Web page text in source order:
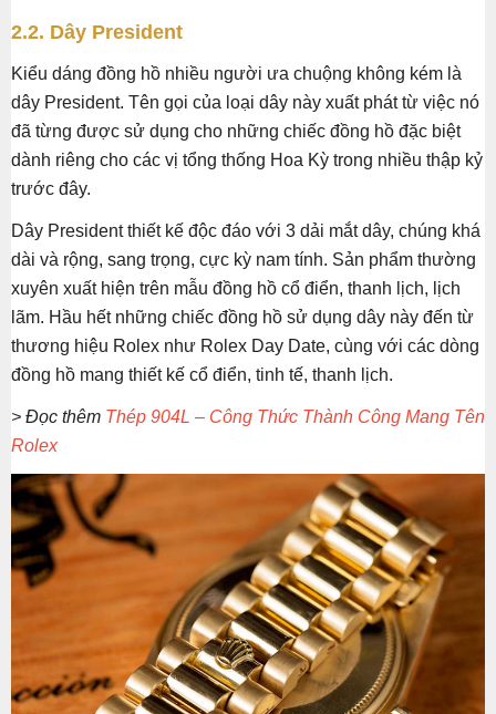
2.2. Dây President
Kiểu dáng đồng hồ nhiều người ưa chuộng không kém là
dây President. Tên gọi của loại dây này xuất phát từ việc nó
đã từng được sử dụng cho những chiếc đồng hồ đặc biệt
dành riêng cho các vị tổng thống Hoa Kỳ trong nhiều thập kỷ
trước đây.
Dây President thiết kế độc đáo với 3 dải mắt dây, chúng khá
dài và rộng, sang trọng, cực kỳ nam tính. Sản phẩm thường
xuyên xuất hiện trên mẫu đồng hồ cổ điển, thanh lịch, lịch
lãm. Hầu hết những chiếc đồng hồ sử dụng dây này đến từ
thương hiệu Rolex như Rolex Day Date, cùng với các dòng
đồng hồ mang thiết kế cổ điển, tinh tế, thanh lịch.
> Đọc thêm Thép 904L – Công Thức Thành Công Mang Tên
Rolex